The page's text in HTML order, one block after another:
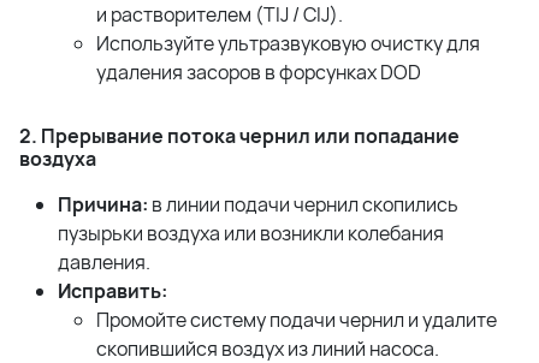
и растворителем (TIJ/CIJ).
Используйте ультразвуковую очистку для
удаления засоров в форсункахDOD
2. Прерывание потока чернил или попадание
воздуха
Причина: в линии подачи чернил скопились
пузырьки воздуха или возникли колебания
давления.
Исправить:
Промойте систему подачи чернил и удалите
скопившийся воздух из линий насоса.